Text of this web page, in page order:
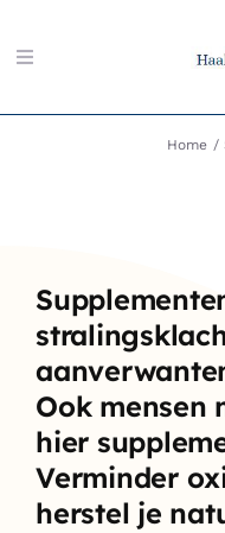
naar
Toggle
Boeken-shop
Memon-shop
Meter-shop
Radiësthesie-
Home
Ook mensen
hier
Verminder
herstel je